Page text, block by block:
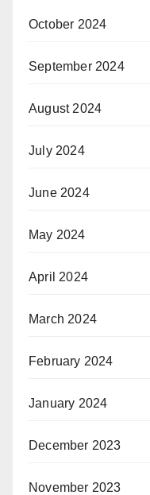
October 2024
September 2024
August 2024
July 2024
June 2024
May 2024
April 2024
March 2024
February 2024
January 2024
December 2023
November 2023